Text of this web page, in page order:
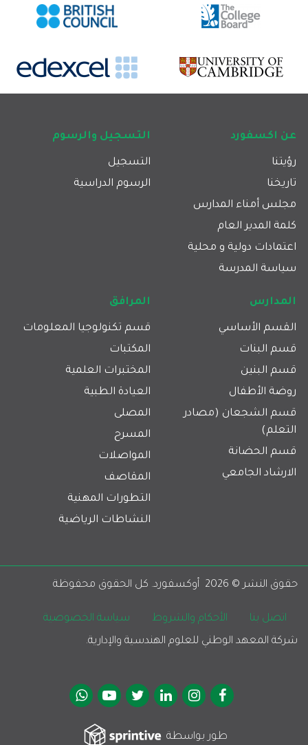
Footer main navigation
عن اكسفورد
رؤيتنا
تاريخنا
مجلس أمناء المدارس
كلمة المدير العام
اعتمادات دولية و محلية
سياسة المدرسة
التسجيل والرسوم
التسجيل
الرسوم الدراسية
المدارس
القسم الأساسي
قسم البنات
قسم البنين
روضة الأطفال
قسم الشجعان (مصادر
التعلم)
قسم الحضانة
الارشاد الجامعي
المرافق
قسم تكنولوجيا المعلومات
المكتبات
المختبرات العلمية
العيادة الطبية
المصلى
المسرح
المواصلات
المقاصف
التطورات المهنية
النشاطات الرياضية
حقوق النشر © 2026
  أوكسفورد. كل الحقوق محفوظة
Footer
اتصل بنا الأحكام والشروط
سياسة الخصوصية
شركة المعهد الوطني للعلوم الهندسية والإدارية.
Social Media
طور بواسطة